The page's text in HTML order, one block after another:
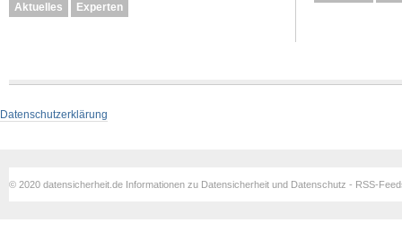
Aktuelles Experten
Datenschutzerklärung
© 2020 datensicherheit.de Informationen zu Datensicherheit und Datenschutz - RSS-